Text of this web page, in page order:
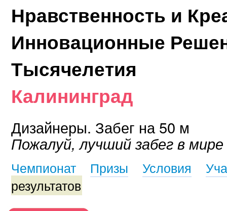
Нравственность и
Инновационные
Тысячелетия
Калининград
Дизайнеры. Забег на 50 м
Пожалуй, лучший забег в мире
Чемпионат Призы Условия
результатов